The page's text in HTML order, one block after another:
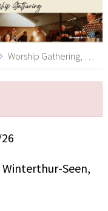
Worship Gathering, Winterthur Seen
Winterthur-Seen,